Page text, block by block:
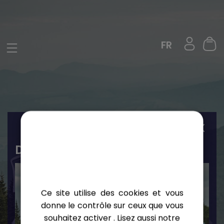
Ce site utilise des cookies et vous
donne le contrôle sur ceux que vous
souhaitez activer. Lisez aussi notre
FR
DU
Défi 5 sommets Charlevoix!